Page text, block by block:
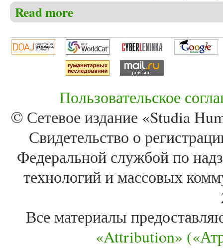
Read more
Пользовательское
© Сетевое издание «Studia
Свидетельство о
Федеральной службой по
технологий и массовых
Все материалы
«Attribution»